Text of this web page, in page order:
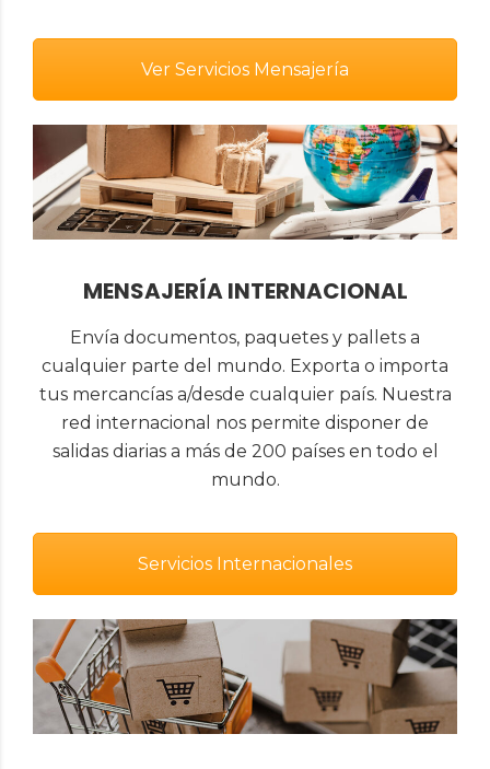
Ver Servicios Mensajería
MENSAJERÍA INTERNACIONAL
Envía documentos, paquetes y pallets a
cualquier parte del mundo. Exporta o importa
tus mercancías a/desde cualquier país. Nuestra
red internacional nos permite disponer de
salidas diarias a más de 200 países en todo el
mundo.
Servicios Internacionales